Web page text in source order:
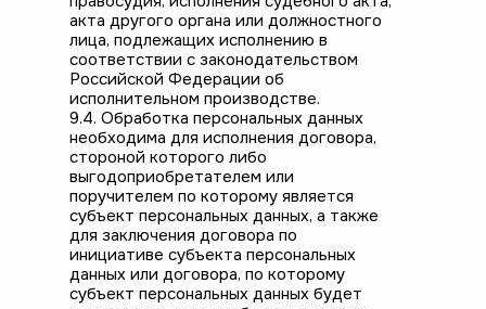
акта другого органа или должностного
лица, подлежащих исполнению в
соответствии с законодательством
Российской Федерации об
исполнительном производстве.
9.4. Обработка персональных данных
необходима для исполнения договора,
стороной которого либо
выгодоприобретателем или
поручителем по которому является
субъект персональных данных, а также
для заключения договора по
инициативе субъекта персональных
данных или договора, по которому
субъект персональных данных будет